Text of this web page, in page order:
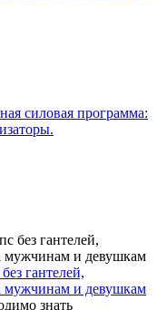
силовая программа:
гантелей,
мужчинам и девушкам